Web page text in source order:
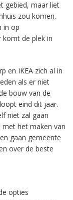
gebied, maar liet
zou komen.
in op
komt de plek in
en IKEA zich al in
als er niet
bouw van de
eind dit jaar.
niet zal gaan
het maken van
gaan gemeente
over de beste
opties